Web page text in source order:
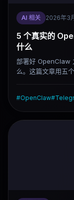
AI 相关 2026年3
5 个真实的
什么
部署好 OpenClaw
么。这篇文章用五
#OpenClaw#